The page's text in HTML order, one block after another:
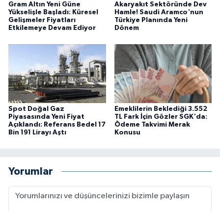
Gram Altın Yeni Güne
Yükselişle Başladı: Küresel
Gelişmeler Fiyatları
Etkilemeye Devam Ediyor
Akaryakıt Sektöründe Dev
Hamle! Saudi Aramco'nun
Türkiye Planında Yeni
Dönem
Spot Doğal Gaz
Piyasasında Yeni Fiyat
Açıklandı: Referans Bedel 17
Bin 191 Lirayı Aştı
Emeklilerin Beklediği 3.552
TL Fark İçin Gözler SGK'da:
Ödeme Takvimi Merak
Konusu
Yorumlar